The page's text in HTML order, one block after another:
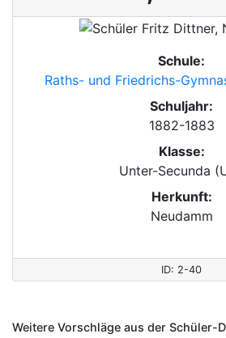
Schule:
Raths- und Friedrichs-
Schuljahr:
1882-1883
Klasse:
Unter-Secunda
Herkunft:
Neudamm
ID: 2-40
Weitere Vorschläge aus der Schüler-